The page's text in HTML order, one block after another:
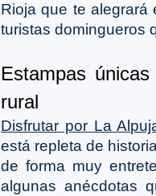
Rioja que te
turistas domingueros
Estampas
rural
Disfrutar por La
está repleta de
de forma muy
algunas anécdotas